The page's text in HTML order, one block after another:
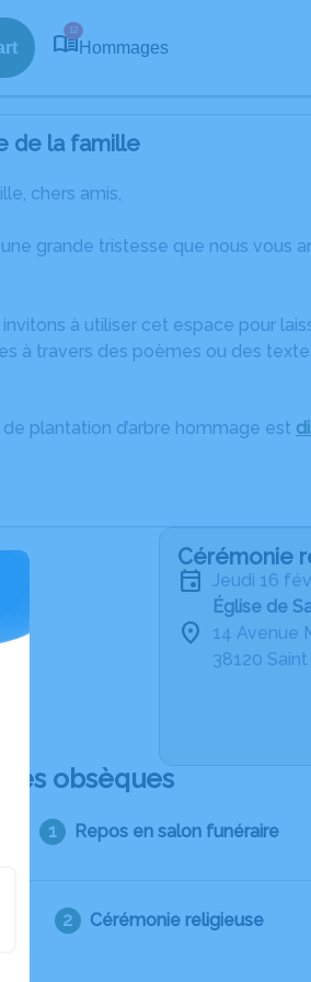
12
Hommages
de la famille
chers amis,
une grande tristesse que nous vous
invitons à utiliser cet espace pour
à travers des poèmes ou des
plantation d’arbre hommage est
Cérémonie
jeudi 16
Église de
14 Avenue
38120
des obsèques
Repos en salon funéraire
Cérémonie religieuse